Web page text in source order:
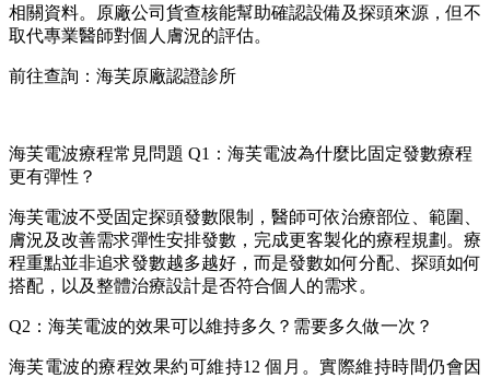
相關資料。原廠公司貨查核能幫助確認設備及探頭來源，但不
取代專業醫師對個人膚況的評估。
前往查詢：海芙原廠認證診所
海芙電波療程常見問題 Q1：海芙電波為什麼比固定發數療程
更有彈性？
海芙電波不受固定探頭發數限制，醫師可依治療部位、範圍、
膚況及改善需求彈性安排發數，完成更客製化的療程規劃。療
程重點並非追求發數越多越好，而是發數如何分配、探頭如何
搭配，以及整體治療設計是否符合個人的需求。
Q2：海芙電波的效果可以維持多久？需要多久做一次？
海芙電波的療程效果約可維持12 個月。實際維持時間仍會因